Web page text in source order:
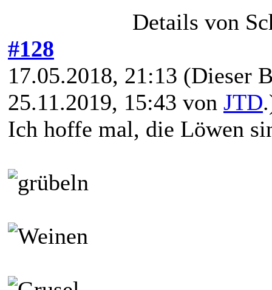
Details von
#128
17.05.2018, 21:13 (Dieser
25.11.2019, 15:43 von JTD
Ich hoffe mal, die Löwen